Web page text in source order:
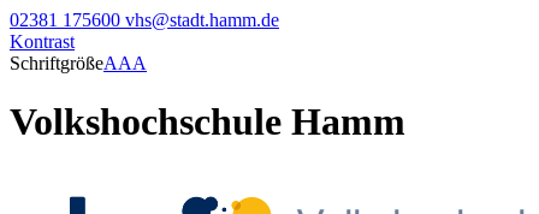
02381 175600 vhs@stadt.hamm.de
Kontrast
SchriftgrößeAAA
Volkshochschule Hamm